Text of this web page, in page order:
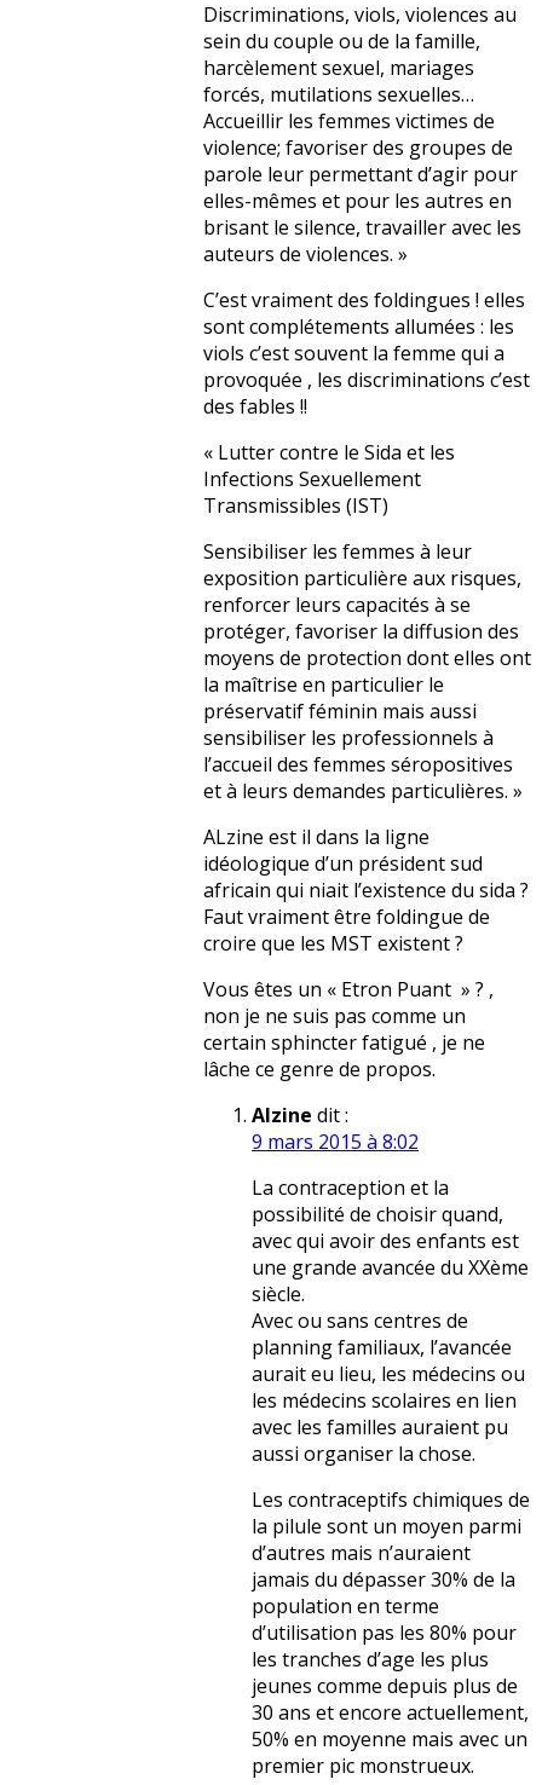
Discriminations, viols, violences au
sein du couple ou de la famille,
harcèlement sexuel, mariages
forcés, mutilations sexuelles…
Accueillir les femmes victimes de
violence; favoriser des groupes de
parole leur permettant d’agir pour
elles-mêmes et pour les autres en
brisant le silence, travailler avec les
auteurs de violences. »
C’est vraiment des foldingues ! elles
sont complétements allumées : les
viols c’est souvent la femme qui a
provoquée , les discriminations c’est
des fables !!
« Lutter contre le Sida et les
Infections Sexuellement
Transmissibles (IST)
Sensibiliser les femmes à leur
exposition particulière aux risques,
renforcer leurs capacités à se
protéger, favoriser la diffusion des
moyens de protection dont elles ont
la maîtrise en particulier le
préservatif féminin mais aussi
sensibiliser les professionnels à
l’accueil des femmes séropositives
et à leurs demandes particulières. »
ALzine est il dans la ligne
idéologique d’un président sud
africain qui niait l’existence du sida ?
Faut vraiment être foldingue de
croire que les MST existent ?
Vous êtes un « Etron Puant » ? ,
non je ne suis pas comme un
certain sphincter fatigué , je ne
lâche ce genre de propos.
Alzine dit :
9 mars 2015 à 8:02
La contraception et la
possibilité de choisir quand,
avec qui avoir des enfants est
une grande avancée du XXème
siècle.
Avec ou sans centres de
planning familiaux, l’avancée
aurait eu lieu, les médecins ou
les médecins scolaires en lien
avec les familles auraient pu
aussi organiser la chose.
Les contraceptifs chimiques de
la pilule sont un moyen parmi
d’autres mais n’auraient
jamais du dépasser 30% de la
population en terme
d’utilisation pas les 80% pour
les tranches d’age les plus
jeunes comme depuis plus de
30 ans et encore actuellement,
50% en moyenne mais avec un
premier pic monstrueux.